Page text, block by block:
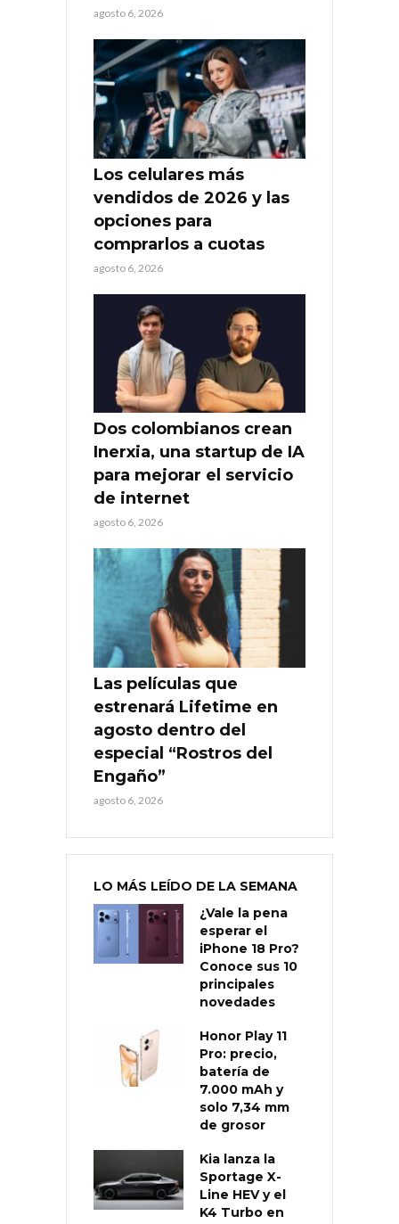
agosto 6, 2026
Los celulares más
vendidos de 2026 y las
opciones para
comprarlos a cuotas
agosto 6, 2026
Dos colombianos crean
Inerxia, una startup de IA
para mejorar el servicio
de internet
agosto 6, 2026
Las películas que
estrenará Lifetime en
agosto dentro del
especial “Rostros del
Engaño”
agosto 6, 2026
LO MÁS LEÍDO DE LA SEMANA
¿Vale la pena
esperar el
iPhone 18 Pro?
Conoce sus 10
principales
novedades
Honor Play 11
Pro: precio,
batería de
7.000 mAh y
solo 7,34 mm
de grosor
Kia lanza la
Sportage X-
Line HEV y el
K4 Turbo en